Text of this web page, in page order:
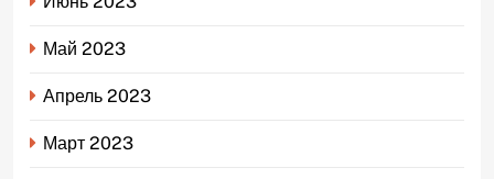
Май 2023
Апрель 2023
Март 2023